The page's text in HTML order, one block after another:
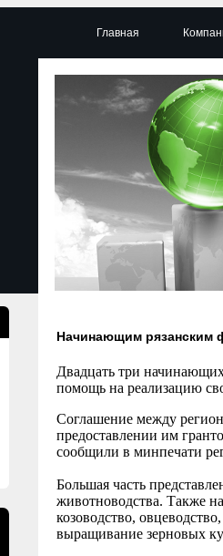
Главная
Начинающим рязанским
Двадцать три
помощь на реализацию
Соглашение между
предоставлении им
сообщили в минпечати
Большая часть
животноводства. Также
козоводство,
выращивание зерновых